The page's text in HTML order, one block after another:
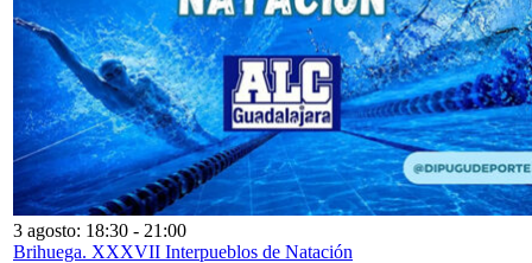
3 agosto: 18:30 - 21:00
Brihuega. XXXVII Interpueblos de Natación